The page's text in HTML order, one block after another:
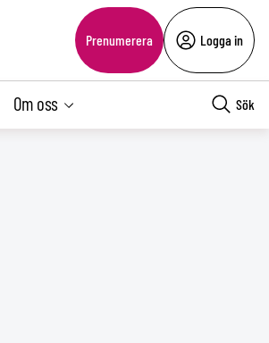
Prenumerera Logga in
Om oss Sök